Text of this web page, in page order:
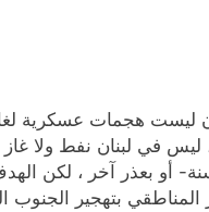
هجمات عسكرية
في لبنان نفط ولا غاز
بعذر آخر ، لكن
المناطقي بتهجير